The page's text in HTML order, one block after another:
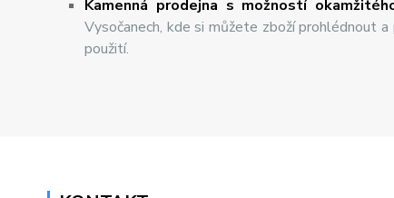
Kamenná prodejna s možností
Vysočanech, kde si můžete zboží prohlédnout
použití.